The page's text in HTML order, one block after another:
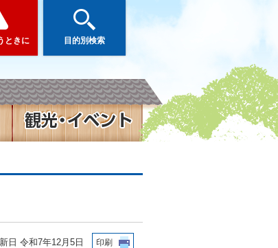
ときに 目的別検索
日 令和7年12月5日 印刷